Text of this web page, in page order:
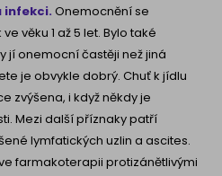
infekci. Onemocnění se
věku 1 až 5 let. Bylo také
jí onemocní častěji než jiná
je obvykle dobrý. Chuť k jídlu
zvýšena, i když někdy je
Mezi další příznaky patří
lymfatických uzlin a ascites.
farmakoterapii protizánětlivými